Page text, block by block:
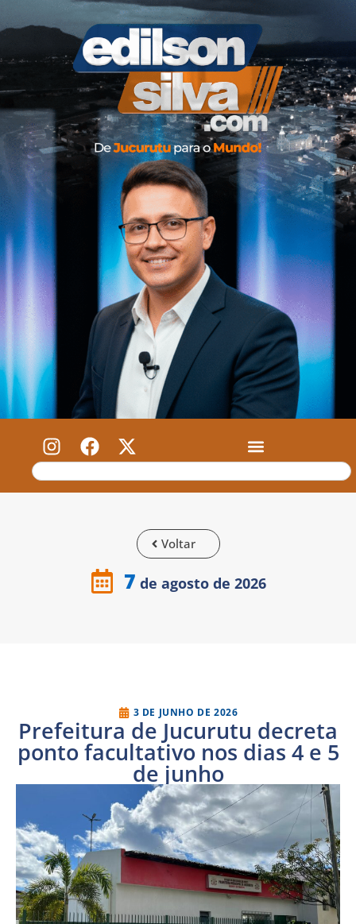
Voltar
7 de agosto de 2026
3 DE JUNHO DE 2026
Prefeitura de Jucurutu decreta
ponto facultativo nos dias 4 e 5
de junho